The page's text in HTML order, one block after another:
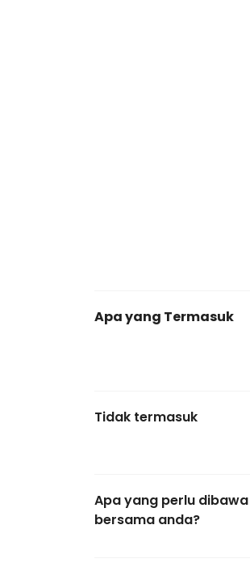
Apa yang Termasuk
Tidak termasuk
Apa yang perlu dibawa
bersama anda?